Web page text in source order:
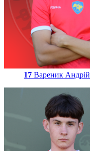
17 Вареник Андрій